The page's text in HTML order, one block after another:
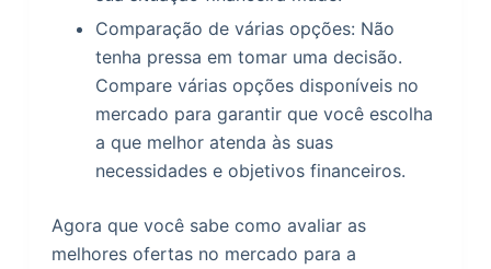
Comparação de várias opções: Não
tenha pressa em tomar uma decisão.
Compare várias opções disponíveis no
mercado para garantir que você escolha
a que melhor atenda às suas
necessidades e objetivos financeiros.
Agora que você sabe como avaliar as
melhores ofertas no mercado para a